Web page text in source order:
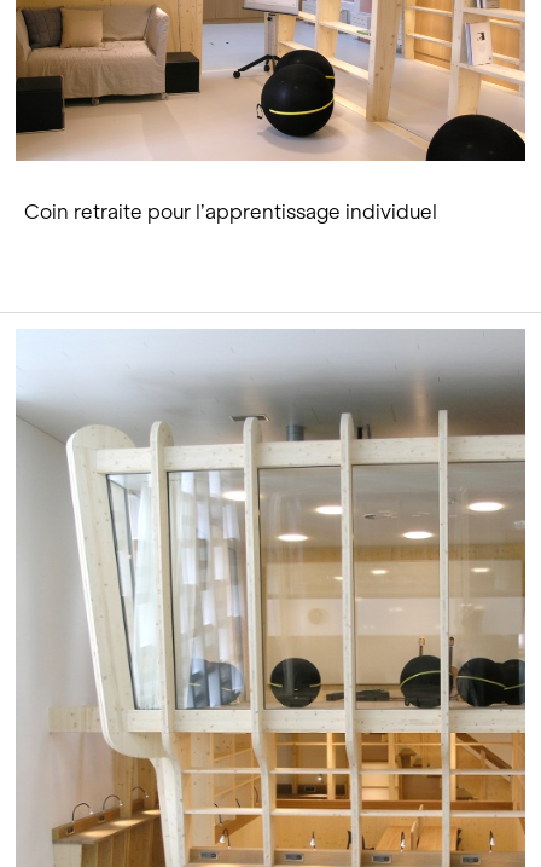
Coin retraite pour l’apprentissage individuel